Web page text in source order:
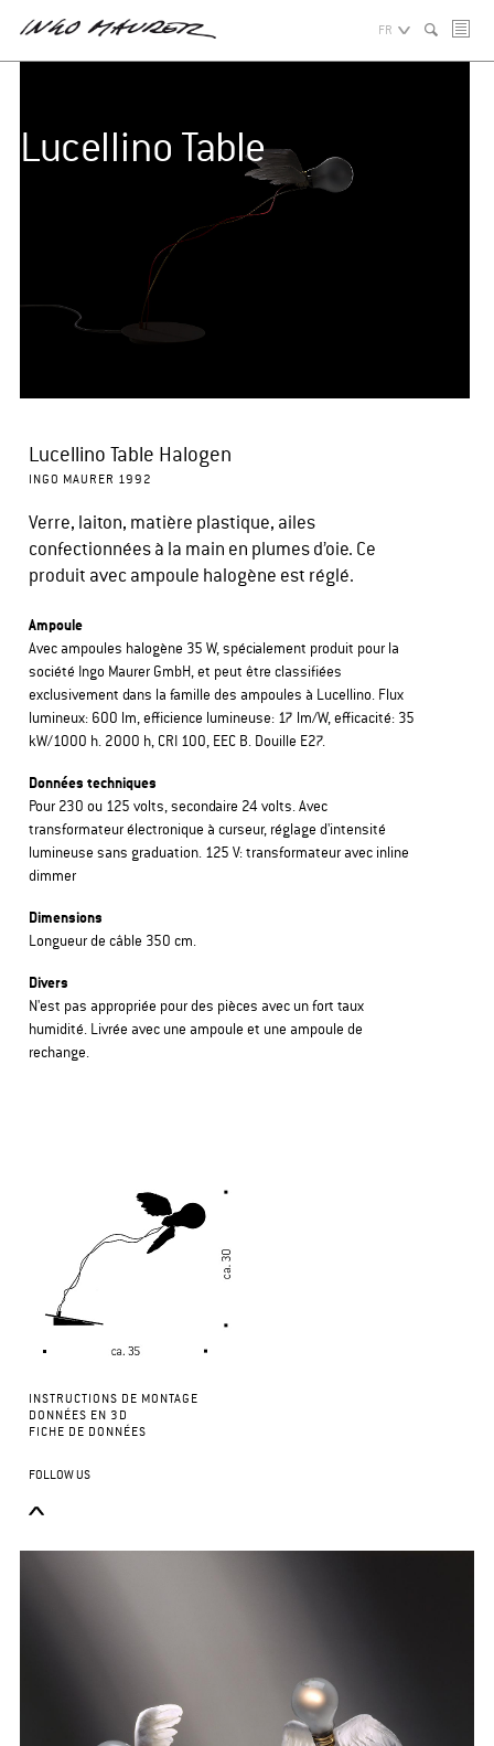
FR
Lucellino Table
Lucellino Table Halogen
INGO MAURER 1992
Verre, laiton, matière plastique, ailes
confectionnées à la main en plumes d’oie. Ce
produit avec ampoule halogène est réglé.
Ampoule
Avec ampoules halogène 35 W, spécialement produit pour la
société Ingo Maurer GmbH, et peut être classifiées
exclusivement dans la famille des ampoules à Lucellino. Flux
lumineux: 600 lm, efficience lumineuse: 17 lm/W, efficacité: 35
kW/1000 h. 2000 h, CRI 100, EEC B. Douille E27.
Données techniques
Pour 230 ou 125 volts, secondaire 24 volts. Avec
transformateur électronique à curseur, réglage d'intensité
lumineuse sans graduation. 125 V: transformateur avec inline
dimmer
Dimensions
Longueur de câble 350 cm.
Divers
N'est pas appropriée pour des pièces avec un fort taux
humidité. Livrée avec une ampoule et une ampoule de
rechange.
INSTRUCTIONS DE MONTAGE
DONNÉES EN 3D
FICHE DE DONNÉES
FOLLOW US